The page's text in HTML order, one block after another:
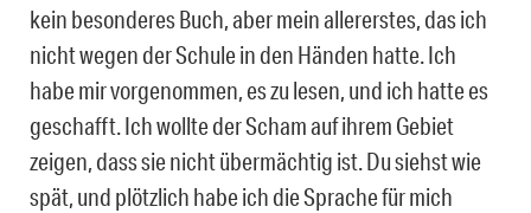
kein besonderes Buch, aber mein allererstes, das ich
nicht wegen der Schule in den Händen hatte. Ich
habe mir vorgenommen, es zu lesen, und ich hatte es
geschafft. Ich wollte der Scham auf ihrem Gebiet
zeigen, dass sie nicht übermächtig ist. Du siehst wie
spät, und plötzlich habe ich die Sprache für mich